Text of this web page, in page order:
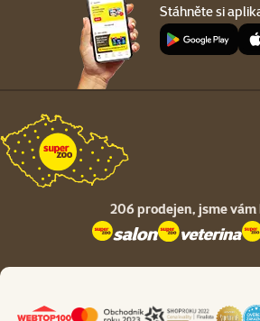
Stáhněte si
206 prodejen, jsme vám